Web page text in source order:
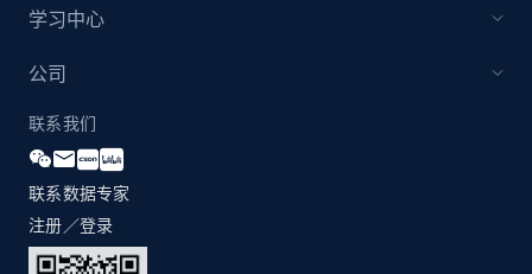
more.
Amazon products global dataset - Collects
products by specific category URL
Title, Seller name, Brand, Description, Initial
学习中心
公司
联系我们
联系数据专家
注册／登录